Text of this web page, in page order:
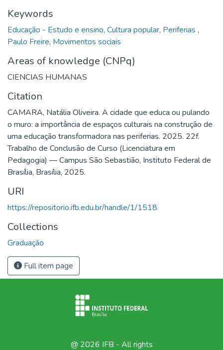
Keywords
Educação - Estudo e ensino, Cultura popular, Periferias ,
Paulo Freire, Movimentos sociais
Areas of knowledge (CNPq)
CIENCIAS HUMANAS
Citation
CAMARA, Natália Oliveira. A cidade que educa ou pulando
o muro: a importância de espaços culturais na construção de
uma educação transformadora nas periferias. 2025. 22f.
Trabalho de Conclusão de Curso (Licenciatura em
Pedagogia) — Campus São Sebastião, Instituto Federal de
Brasília, Brasília, 2025.
URI
https://repositorio.ifb.edu.br/handle/1/1518
Collections
Graduação
Full item page
@ 2026 IFB - All rights